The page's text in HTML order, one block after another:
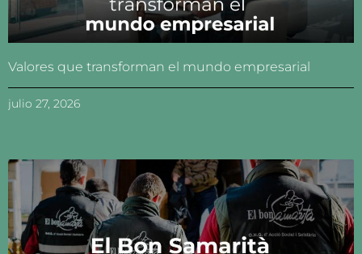
Valores que transforman el mundo empresarial
julio 27, 2026